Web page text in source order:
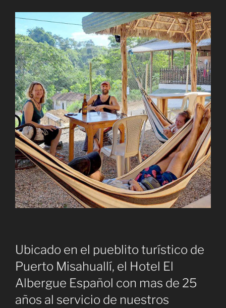
Ubicado en el pueblito turístico de
Puerto Misahuallí, el Hotel El
Albergue Español con mas de 25
años al servicio de nuestros